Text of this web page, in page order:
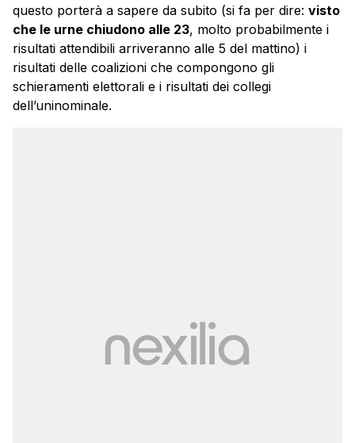
questo porterà a sapere da subito (si fa per dire: visto
che le urne chiudono alle 23, molto probabilmente i
risultati attendibili arriveranno alle 5 del mattino) i
risultati delle coalizioni che compongono gli
schieramenti elettorali e i risultati dei collegi
dell’uninominale.